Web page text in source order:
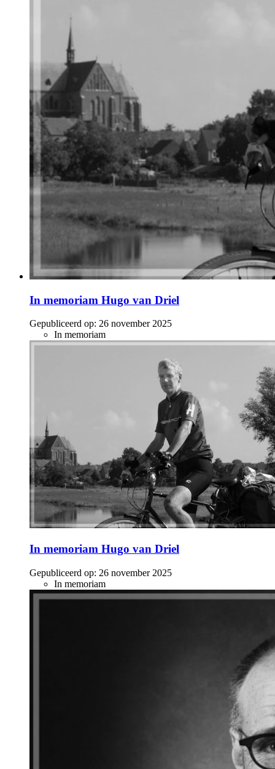
In memoriam Hugo van Driel
Gepubliceerd op: 26 november 2025
In memoriam
In memoriam Hugo van Driel
Gepubliceerd op: 26 november 2025
In memoriam